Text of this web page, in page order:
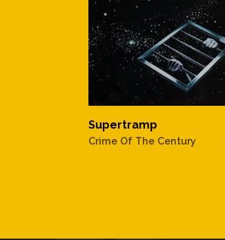
Supertramp
Crime Of The Century